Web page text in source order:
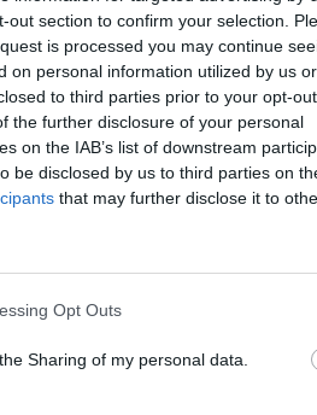
out section to confirm your selection.
is processed you may continue
on personal information utilized by us or
to third parties prior to your opt-
the further disclosure of your personal
on the IAB’s list of downstream
be disclosed by us to third parties on
that may further disclose it to
Opt Outs
Sharing of my personal data.